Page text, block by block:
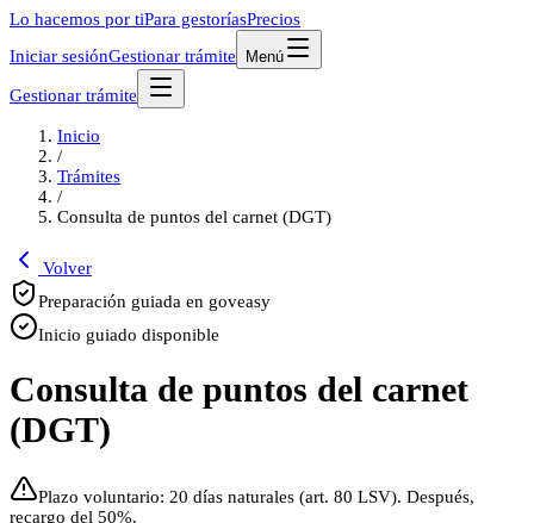
Lo hacemos por tiPara gestoríasPrecios
Iniciar sesiónGestionar trámite Menú
Gestionar trámite
Inicio
/
Trámites
/
Consulta de puntos del carnet (DGT)
Volver
Preparación guiada en goveasy
Inicio guiado disponible
Consulta de puntos del carnet
(DGT)
Plazo voluntario: 20 días naturales (art. 80 LSV). Después,
recargo del 50%.